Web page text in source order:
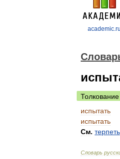
academic.ru
Толкование
испытать
испытать
См. терпеть
Словарь